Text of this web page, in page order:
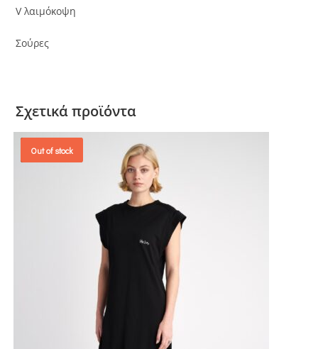
V λαιμόκοψη
Σούρες
Σχετικά προϊόντα
SALES !
Προσφορά!
Out of stock
OUT OF STOCK